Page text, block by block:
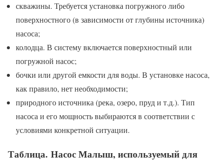
скважины. Требуется установка погружного либо
поверхностного (в зависимости от глубины источника)
насоса;
колодца. В систему включается поверхностный или
погружной насос;
бочки или другой емкости для воды. В установке насоса,
как правило, нет необходимости;
природного источника (река, озеро, пруд и т.д.). Тип
насоса и его мощность выбираются в соответствии с
условиями конкретной ситуации.
Таблица. Насос Малыш, используемый для